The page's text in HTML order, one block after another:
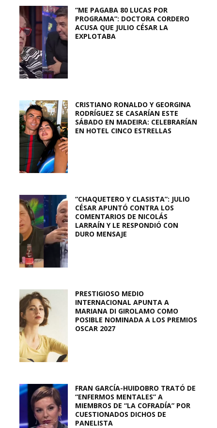
“ME PAGABA 80 LUCAS POR
PROGRAMA”: DOCTORA CORDERO
ACUSA QUE JULIO CÉSAR LA
EXPLOTABA
CRISTIANO RONALDO Y GEORGINA
RODRÍGUEZ SE CASARÍAN ESTE
SÁBADO EN MADEIRA: CELEBRARÍAN
EN HOTEL CINCO ESTRELLAS
“CHAQUETERO Y CLASISTA”: JULIO
CÉSAR APUNTÓ CONTRA LOS
COMENTARIOS DE NICOLÁS
LARRAÍN Y LE RESPONDIÓ CON
DURO MENSAJE
PRESTIGIOSO MEDIO
INTERNACIONAL APUNTA A
MARIANA DI GIROLAMO COMO
POSIBLE NOMINADA A LOS PREMIOS
OSCAR 2027
FRAN GARCÍA-HUIDOBRO TRATÓ DE
“ENFERMOS MENTALES” A
MIEMBROS DE “LA COFRADÍA” POR
CUESTIONADOS DICHOS DE
PANELISTA